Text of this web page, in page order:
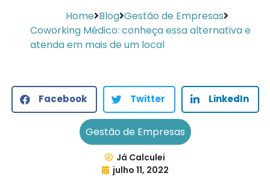
Home Blog Gestão de Empresas
Coworking Médico: conheça essa alternativa e
atenda em mais de um local
Facebook Twitter LinkedIn
Gestão de Empresas
Já Calculei
julho 11, 2022